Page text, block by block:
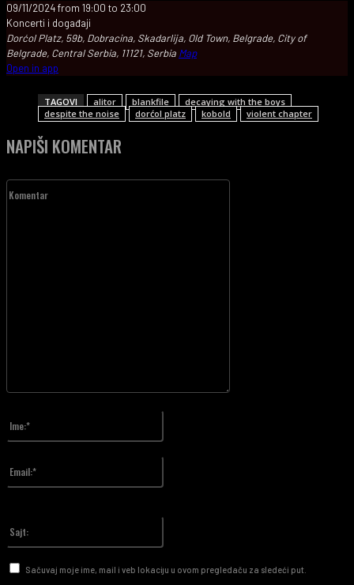
09/11/2024from 19:00 to 23:00
Koncerti i događaji
Dorćol Platz, 59b, Dobracina, Skadarlija, Old Town, Belgrade, City of
Belgrade, Central Serbia, 11121, Serbia Map
Open in app
TAGOVI alitor blankfile
decaying with the boys
despite the noise
dorćol platz kobold violent chapter
NAPIŠI KOMENTAR
Komentar
Ime:*
Email:*
Sajt:
Sačuvaj moje ime, mail i veb lokaciju u ovom pregledaču za sledeći put.